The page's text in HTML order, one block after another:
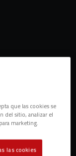
que las cookies se
del sitio, analizar el
marketing.
las cookies